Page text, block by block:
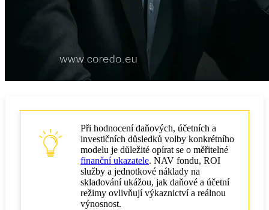
Při hodnocení daňových, účetních a
investičních důsledků volby konkrétního
modelu je důležité opírat se o měřitelné
finanční ukazatele. NAV fondu, ROI
služby a jednotkové náklady na
skladování ukážou, jak daňové a účetní
režimy ovlivňují výkaznictví a reálnou
výnosnost.